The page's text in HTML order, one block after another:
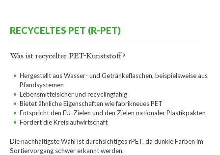
RECYCELTES PET (R-PET)
Was ist recycelter PET-Kunststoff?
Hergestellt aus Wasser- und Getränkeflaschen, beispielsweise aus
Pfandsystemen
Lebensmittelsicher und recyclingfähig
Bietet ähnliche Eigenschaften wie fabrikneues PET
Entspricht den EU-Zielen und den Zielen nationaler Plastikpakten
Fördert die Kreislaufwirtschaft
Die nachhaltigste Wahl ist durchsichtiges rPET, da dunkle Farben im
Sortiervorgang schwer erkannt werden.